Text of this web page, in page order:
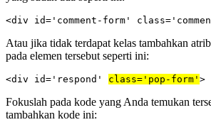
<div id='comment-form'
Atau jika tidak terdapat kelas tambahkan
pada elemen tersebut seperti ini:
<div id='respond' class='pop-form' >
Fokuslah pada kode yang Anda temukan
tambahkan kode ini: